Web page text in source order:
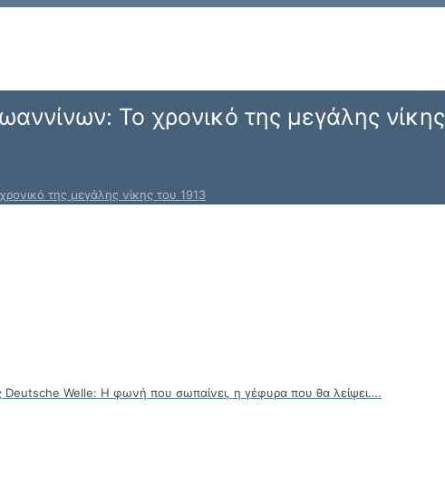
Το χρονικό της μεγάλης νίκης
της μεγάλης νίκης του 1913
Deutsche Welle: Η φωνή που σωπαίνει, η γέφυρα που θα λείψει….